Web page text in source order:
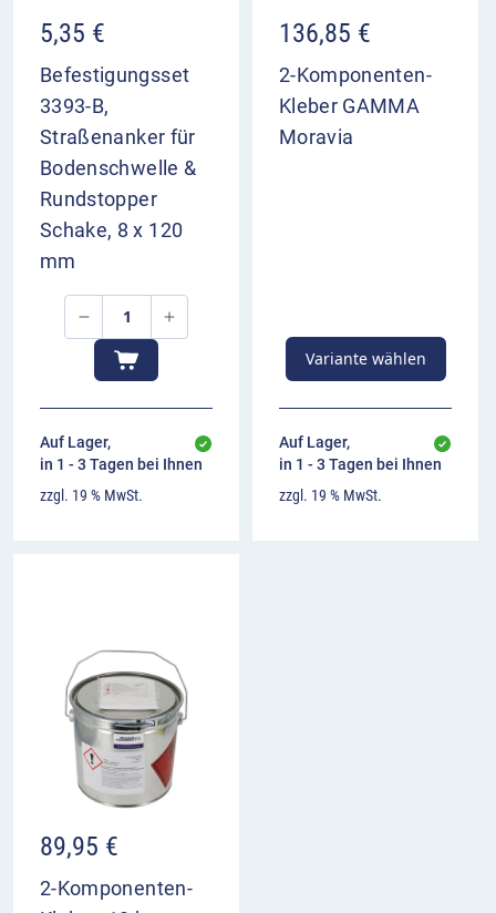
5,35 €
Befestigungsset
3393-B,
Straßenanker für
Bodenschwelle &
Rundstopper
Schake, 8 x 120
mm
Auf Lager,
in 1 - 3 Tagen bei Ihnen
zzgl. 19 % MwSt.
136,85 €
2-Komponenten-
Kleber GAMMA
Moravia
Variante wählen
Auf Lager,
in 1 - 3 Tagen bei Ihnen
zzgl. 19 % MwSt.
89,95 €
2-Komponenten-